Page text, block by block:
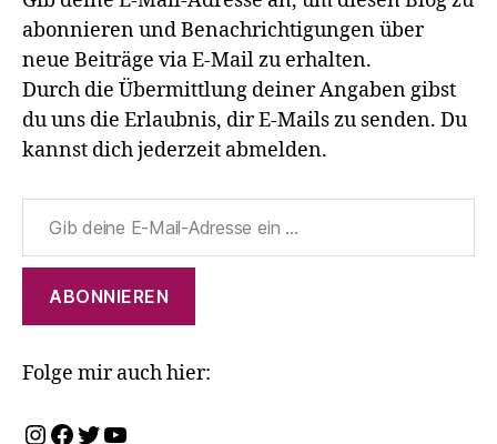
abonnieren und Benachrichtigungen über
neue Beiträge via E-Mail zu erhalten.
Durch die Übermittlung deiner Angaben gibst
du uns die Erlaubnis, dir E-Mails zu senden. Du
kannst dich jederzeit abmelden.
Gib deine E-Mail-Adresse ein ...
ABONNIEREN
Folge mir auch hier:
Instagram
Facebook
Twitter
YouTube